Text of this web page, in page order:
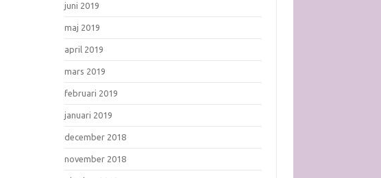
juni 2019
maj 2019
april 2019
mars 2019
februari 2019
januari 2019
december 2018
november 2018